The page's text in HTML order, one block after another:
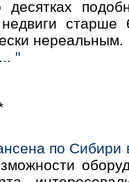
старше
нереальным.
"
по Сибири